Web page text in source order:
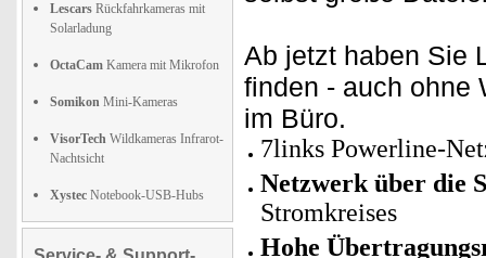
Lescars Rückfahrkameras mit
Solarladung
OctaCam Kamera mit Mikrofon
Somikon Mini-Kameras
VisorTech Wildkameras Infrarot-
Nachtsicht
Xystec Notebook-USB-Hubs
Ab jetzt haben Sie
finden - auch ohne
im Büro.
7links Powerline-
Netzwerk über die
Stromkreises
Hohe